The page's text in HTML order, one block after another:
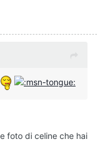
foto di celine che hai